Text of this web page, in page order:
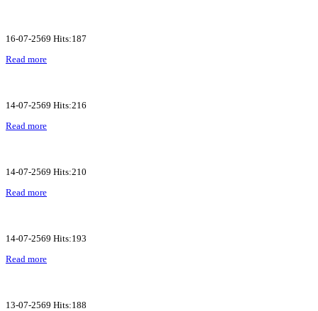
16-07-2569 Hits:187
Read more
14-07-2569 Hits:216
Read more
14-07-2569 Hits:210
Read more
14-07-2569 Hits:193
Read more
13-07-2569 Hits:188